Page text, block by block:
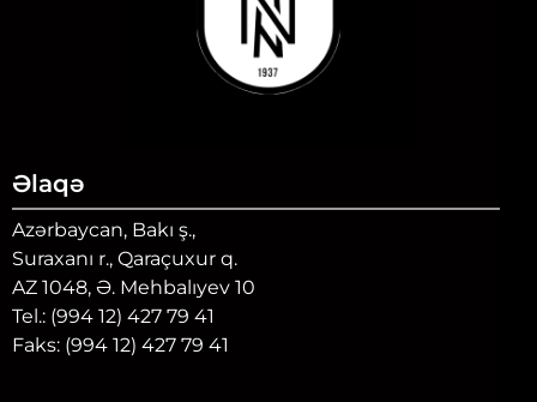
Əlaqə
Azərbaycan, Bakı ş.,
Suraxanı r., Qaraçuxur q.
AZ 1048, Ə. Mehbalıyev 10
Tel.: (994 12) 427 79 41
Faks: (994 12) 427 79 41